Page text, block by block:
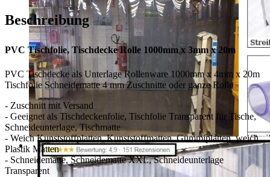
Beschreibung
PVC Tischfolie, Tischdecke Rolle 1000mm x 3mm x 20m
PVC Tischdecke als Unterlage Rollenware 1000mm x 4mm x 20m
Tischfolie Schneidematte 4 mm Zuschnitte oder ganze Rolle
- Zuschnitt mit Versand
- Geeignet als Tischdeckenfolie, Tischfolie Transparent für Tische,
Schneideunterlage, Tischmatte
- Weich Kunststoffplatten, Kunststoffmatten, Gummiplatten, weich
Plastik Matten
- Schneidematte, Schneidematte XXL, Schneideunterlage
Transparent